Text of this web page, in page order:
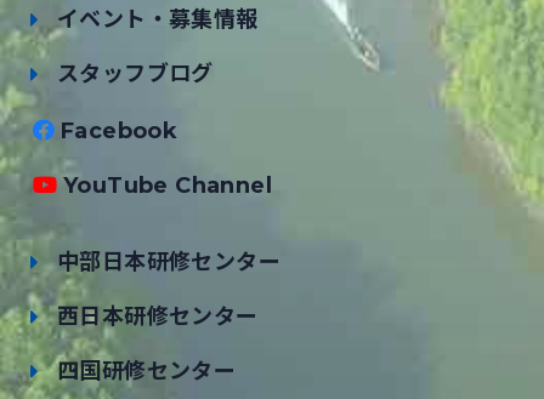
イベント・募集情報
スタッフブログ
Facebook
YouTube Channel
中部日本研修センター
西日本研修センター
四国研修センター